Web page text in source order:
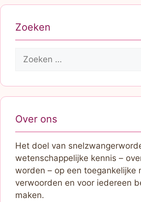
Zoeken
Zoek
Over ons
Het doel van
wetenschappelijke kennis –
worden – op een toegankelijke
verwoorden en voor iedereen
maken.